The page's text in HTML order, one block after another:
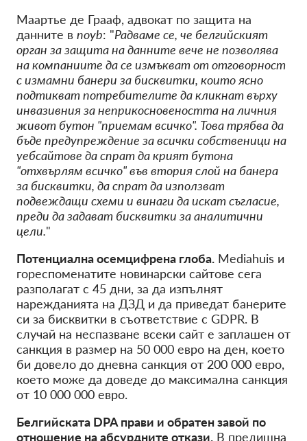
Маартье де Грааф, адвокат по защита на
данните в noyb: "Радваме се, че белгийският
орган за защита на данните вече не позволява
на компаниите да се измъкват от отговорност
с измамни банери за бисквитки, които ясно
подтикват потребителите да кликнат върху
инвазивния за неприкосновеността на личния
живот бутон "приемам всичко". Това трябва да
бъде предупреждение за всички собственици на
уебсайтове да спрат да крият бутона
"отхвърлям всичко" във втория слой на банера
за бисквитки, да спрат да използват
подвеждащи схеми и винаги да искат съгласие,
преди да задават бисквитки за аналитични
цели."
Потенциална осемцифрена глоба. Mediahuis и
гореспоменатите новинарски сайтове сега
разполагат с 45 дни, за да изпълнят
нарежданията на ДЗД и да приведат банерите
си за бисквитки в съответствие с GDPR. В
случай на неспазване всеки сайт е заплашен от
санкция в размер на 50 000 евро на ден, което
би довело до дневна санкция от 200 000 евро,
което може да доведе до максимална санкция
от 10 000 000 евро.
Белгийската DPA прави и обратен завой по
отношение на абсурдните откази. В предишна